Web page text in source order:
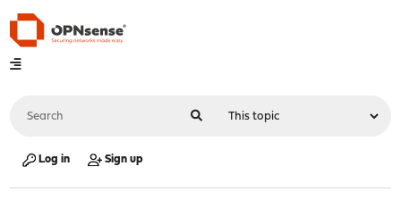
Log in Sign up